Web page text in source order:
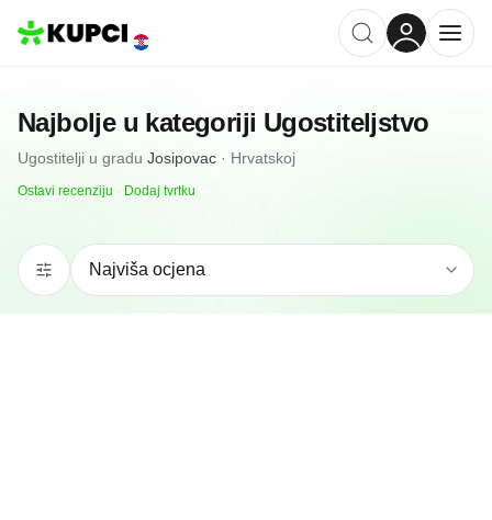
Najbolje u kategoriji Ugostiteljstvo
Ugostitelji u gradu Josipovac · Hrvatskoj
Ostavi recenziju · Dodaj tvrtku